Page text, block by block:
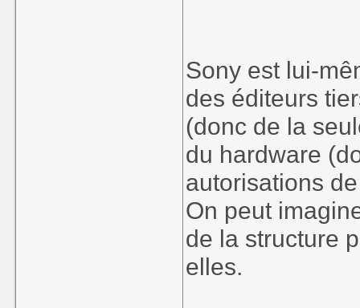
Sony est lui-
des éditeurs
(donc de la
du hardware
autorisations
On peut
de la structure
elles.